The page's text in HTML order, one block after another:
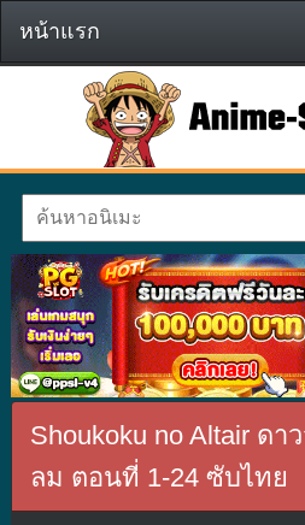
หน้าแรก
Shoukoku no Altair ด
ลม ตอนที่ 1-24 ซับไทย